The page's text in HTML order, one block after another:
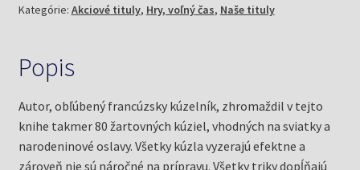
chvíle
Kategórie: Akciové tituly, Hry, voľný čas, Naše tituly
Popis
Autor, obľúbený francúzsky kúzelník, zhromaždil v tejto
knihe takmer 80 žartovných kúziel, vhodných na sviatky a
narodeninové oslavy. Všetky kúzla vyzerajú efektne a
zároveň nie sú náročné na prípravu. Všetky triky dopĺňajú